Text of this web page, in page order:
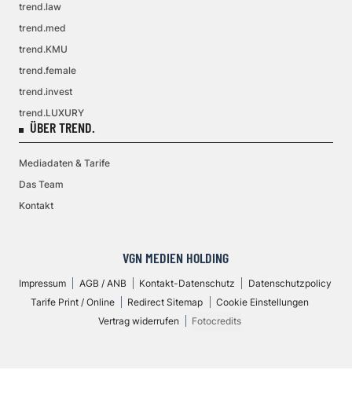
trend.law
trend.med
trend.KMU
trend.female
trend.invest
trend.LUXURY
ÜBER TREND.
Mediadaten & Tarife
Das Team
Kontakt
VGN MEDIEN HOLDING
Impressum AGB / ANB Kontakt-Datenschutz
Datenschutzpolicy
Tarife Print / Online
Redirect Sitemap
Cookie Einstellungen
Vertrag widerrufen
Fotocredits